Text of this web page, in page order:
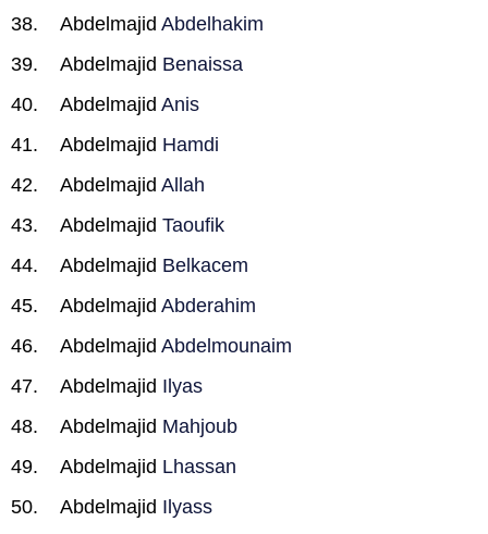
Abdelmajid Abdelhakim
Abdelmajid Benaissa
Abdelmajid Anis
Abdelmajid Hamdi
Abdelmajid Allah
Abdelmajid Taoufik
Abdelmajid Belkacem
Abdelmajid Abderahim
Abdelmajid Abdelmounaim
Abdelmajid Ilyas
Abdelmajid Mahjoub
Abdelmajid Lhassan
Abdelmajid Ilyass